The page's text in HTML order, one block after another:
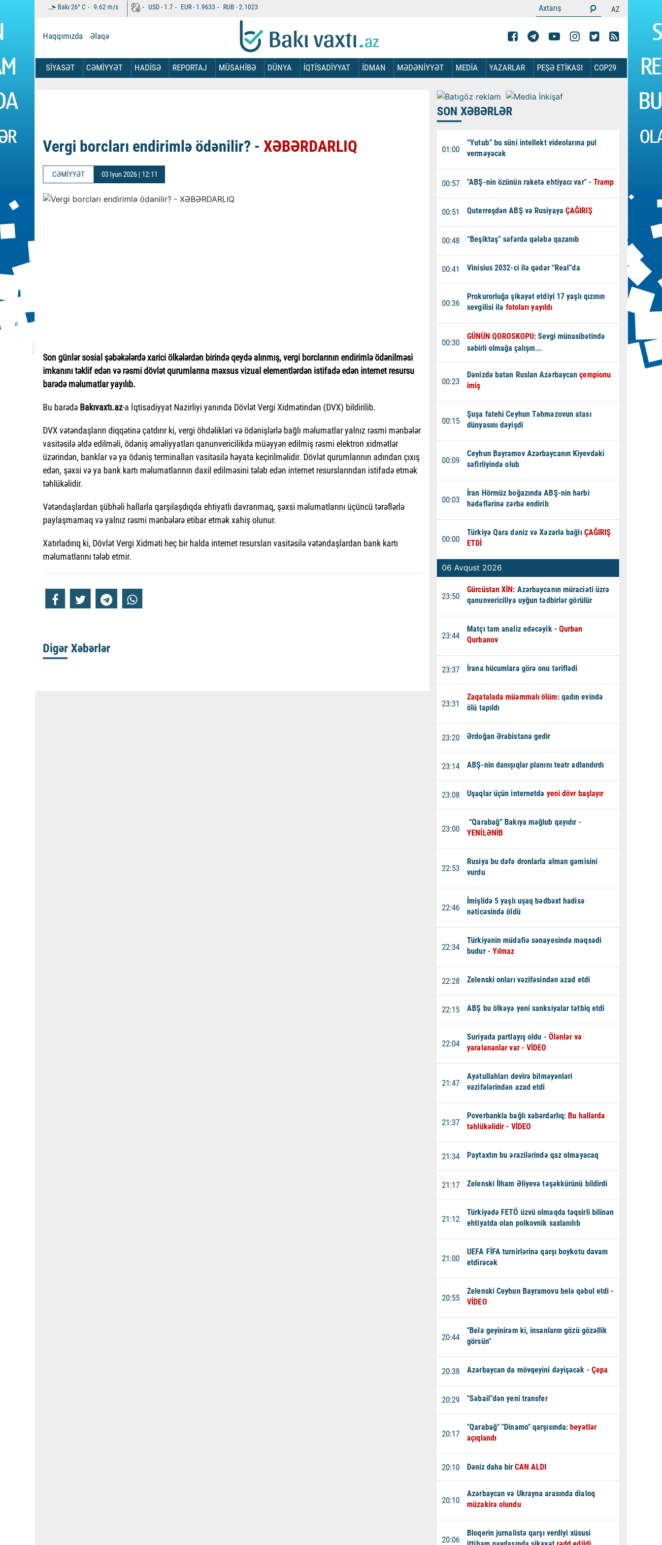
Bakı26°C 9.62 m/s USD -1.7 EUR -1.9633 RUB -2.1023 AZ
Haqqımızda Əlaqə
SİYASƏT CƏMİYYƏT HADİSƏ REPORTAJ MÜSAHİBƏ DÜNYA İQTİSADİYYAT İDMAN MƏDƏNİYYƏT MEDİA YAZARLAR PEŞƏ ETİKASI COP29
Vergi borcları endirimlə ödənilir? - XƏBƏRDARLIQ
CƏMİYYƏT 03 Iyun 2026 | 12:11
Son günlər sosial şəbəkələrdə xarici ölkələrdən birində qeydə alınmış, vergi borclarının endirimlə ödənilməsi
imkanını təklif edən və rəsmi dövlət qurumlarına məxsus vizual elementlərdən istifadə edən internet resursu
barədə məlumatlar yayılıb.
Bu barədə Bakıvaxtı.az-a İqtisadiyyat Nazirliyi yanında Dövlət Vergi Xidmətindən (DVX) bildirilib.
DVX vətəndaşların diqqətinə çatdırır ki, vergi öhdəlikləri və ödənişlərlə bağlı məlumatlar yalnız rəsmi mənbələr
vasitəsilə əldə edilməli, ödəniş əməliyyatları qanunvericilikdə müəyyən edilmiş rəsmi elektron xidmətlər
üzərindən, banklar və ya ödəniş terminalları vasitəsilə həyata keçirilməlidir. Dövlət qurumlarının adından çıxış
edən, şəxsi və ya bank kartı məlumatlarının daxil edilməsini tələb edən internet resurslarından istifadə etmək
təhlükəlidir.
Vətəndaşlardan şübhəli hallarla qarşılaşdıqda ehtiyatlı davranmaq, şəxsi məlumatlarını üçüncü tərəflərlə
paylaşmamaq və yalnız rəsmi mənbələrə etibar etmək xahiş olunur.
Xatırladırıq ki, Dövlət Vergi Xidməti heç bir halda internet resursları vasitəsilə vətəndaşlardan bank kartı
məlumatlarını tələb etmir.
Digər Xəbərlər
SON XƏBƏRLƏR
01:00
“Yutub” bu süni intellekt videolarına pul
verməyəcək
00:57 "ABŞ-nin özünün raketə ehtiyacı var" -Tramp
00:51 Quterreşdən ABŞ və Rusiyaya ÇAĞIRIŞ
00:48 “Beşiktaş” səfərdə qələbə qazanıb
00:41 Vinisius 2032-ci ilə qədər “Real”da
00:36
Prokurorluğa şikayət etdiyi 17 yaşlı qızının
sevgilisi ilə fotoları yayıldı
00:30
GÜNÜN QOROSKOPU:Sevgi münasibətində
səbirli olmağa çalışın...
00:23
Dənizdə batan Ruslan Azərbaycançempionu
imiş
00:15
Şuşa fatehi Ceyhun Təhməzovun atası
dünyasını dəyişdi
00:09
Ceyhun Bayramov Azərbaycanın Kiyevdəki
səfirliyində olub
00:03
İran Hörmüz boğazında ABŞ-nin hərbi
hədəflərinə zərbə endirib
00:00
Türkiyə Qara dəniz və Xəzərlə bağlı ÇAĞIRIŞ
ETDİ
06 Avqust 2026
23:50
Gürcüstan XİN: Azərbaycanın müraciəti üzrə
qanunvericiliyə uyğun tədbirlər görülür
23:44
Matçı tam analiz edəcəyik - Qurban
Qurbanov
23:37 İrana hücumlara görə onu təriflədi
23:31
Zaqatalada müəmmalı ölüm: qadın evində
ölü tapıldı
23:20 Ərdoğan Ərəbistana gedir
23:14 ABŞ-nin danışıqlar planını teatr adlandırdı
23:08 Uşaqlar üçün internetdə yeni dövr başlayır
23:00
“Qarabağ” Bakıya məğlub qayıdır -
YENİLƏNİB
22:53
Rusiya bu dəfə dronlarla alman gəmisini
vurdu
22:46
İmişlidə 5 yaşlı uşaq bədbəxt hadisə
nəticəsində öldü
22:34
Türkiyənin müdafiə sənayesində məqsədi
budur - Yılmaz
22:28 Zelenski onları vəzifəsindən azad etdi
22:15 ABŞ bu ölkəyə yeni sanksiyalar tətbiq etdi
22:04
Suriyada partlayış oldu - Ölənlər və
yaralananlar var - VİDEO
21:47
Ayətullahları devirə bilməyənləri
vəzifələrindən azad etdi
21:37
Poverbankla bağlı xəbərdarlıq: Bu hallarda
təhlükəlidir - VİDEO
21:34 Paytaxtın bu ərazilərində qaz olmayacaq
21:17 Zelenski İlham Əliyevə təşəkkürünü bildirdi
21:12
Türkiyədə FETÖ üzvü olmaqda təqsirli bilinən
ehtiyatda olan polkovnik saxlanılıb
21:00
UEFA FİFA turnirlərinə qarşı boykotu davam
etdirəcək
20:55
Zelenski Ceyhun Bayramovu belə qəbul etdi -
VİDEO
20:44
"Belə geyinirəm ki, insanların gözü gözəllik
görsün"
20:38 Azərbaycan da mövqeyini dəyişəcək - Çepa
20:29 "Səbail"dən yeni transfer
20:17
"Qarabağ" "Dinamo" qarşısında:heyətlər
açıqlandı
20:10 Dəniz daha birCAN ALDI
20:10
Azərbaycan və Ukrayna arasında dialoq
müzakirə olundu
20:06
Bloqerin jurnalistə qarşı verdiyi xüsusi